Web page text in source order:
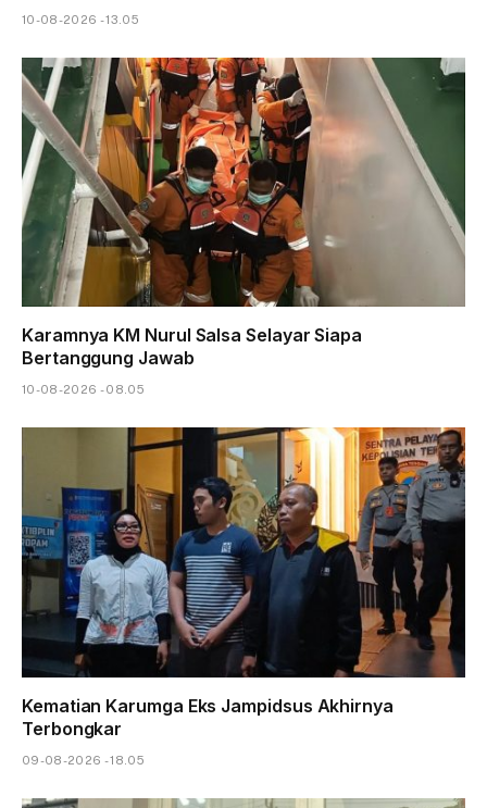
10-08-2026 - 13.05
Karamnya KM Nurul Salsa Selayar Siapa
Bertanggung Jawab
10-08-2026 - 08.05
Kematian Karumga Eks Jampidsus Akhirnya
Terbongkar
09-08-2026 - 18.05